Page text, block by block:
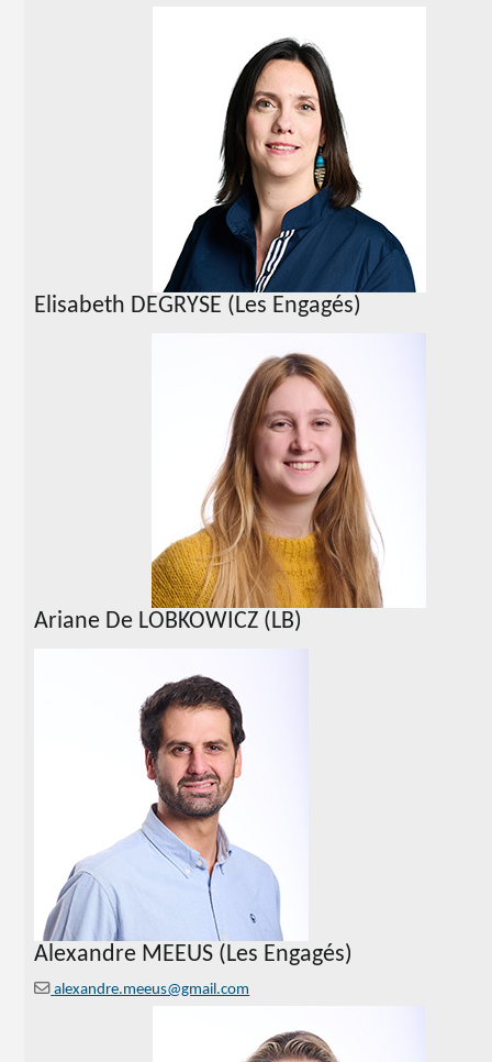
Elisabeth DEGRYSE (Les Engagés)
Ariane De LOBKOWICZ (LB)
Alexandre MEEUS (Les Engagés)
alexandre.meeus@gmail.com